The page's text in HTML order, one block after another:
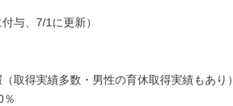
与、7/1に更新）
取得実績多数・男性の育休取得実績もあり）
％